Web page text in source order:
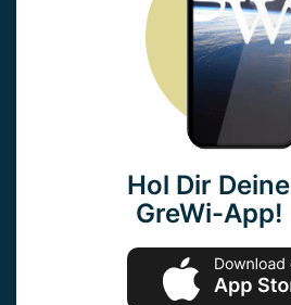
Hol Dir Deine
GreWi-App!